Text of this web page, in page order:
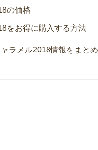
の価格
をお得に購入する方法
ラメル2018情報をまと